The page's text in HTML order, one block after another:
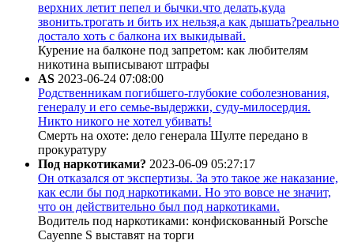
верхних летит пепел и бычки.что делать,куда
звонить.трогать и бить их нельзя,а как дышать?реально
достало хоть с балкона их выкидывай.
Курение на балконе под запретом: как любителям
никотина выписывают штрафы
AS 2023-06-24 07:08:00
Родственникам погибшего-глубокие соболезнования,
генералу и его семье-выдержки, суду-милосердия.
Никто никого не хотел убивать!
Смерть на охоте: дело генерала Шулте передано в
прокуратуру
Под наркотиками? 2023-06-09 05:27:17
Он отказался от экспертизы. За это такое же наказание,
как если бы под наркотиками. Но это вовсе не значит,
что он действительно был под наркотиками.
Водитель под наркотиками: конфискованный Porsche
Cayenne S выставят на торги